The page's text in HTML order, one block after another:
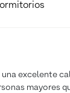
excelente
mayores